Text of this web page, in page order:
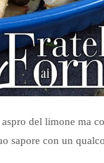
del limone ma
sapore con un